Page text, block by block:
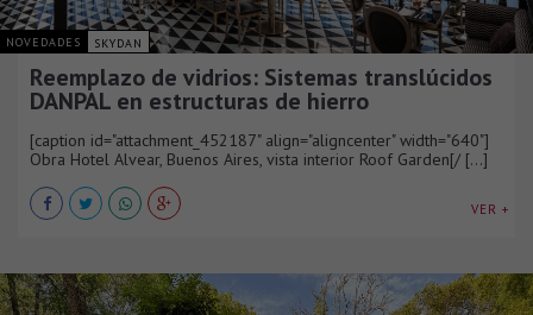
NOVEDADES SKYDAN
Reemplazo de vidrios: Sistemas translúcidos
DANPAL en estructuras de hierro
[caption id="attachment_452187" align="aligncenter" width="640"]
Obra Hotel Alvear, Buenos Aires, vista interior Roof Garden[/ [...]
VER +